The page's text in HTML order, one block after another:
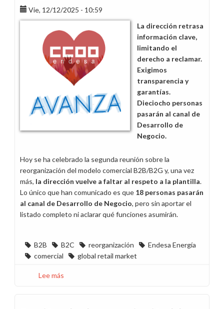
Vie, 12/12/2025 - 10:59
La dirección retrasa
información clave,
limitando el
derecho a reclamar.
Exigimos
transparencia y
garantías.
Dieciocho personas
pasarán al canal de
Desarrollo de
Negocio.
Hoy se ha celebrado la segunda reunión sobre la
reorganización del modelo comercial B2B/B2G y, una vez
más, la dirección vuelve a faltar al respeto a la plantilla.
Lo único que han comunicado es que 18 personas pasarán
al canal de Desarrollo de Negocio, pero sin aportar el
listado completo ni aclarar qué funciones asumirán.
B2B B2C reorganización
Endesa Energía
comercial
global retail market
Lee más